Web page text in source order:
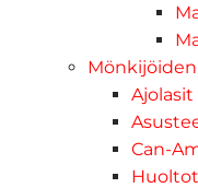
Ajolasit
Can-